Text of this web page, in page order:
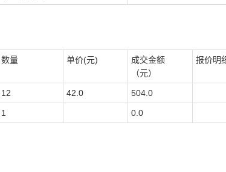
数量 单价(元)
成交金额
（元）
报价明
12 42.0 504.0
1 0.0